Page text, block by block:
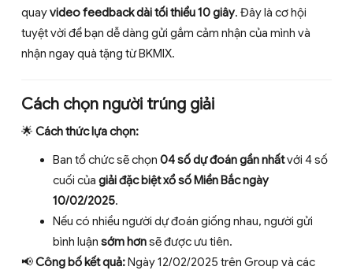
quayvideo feedback dài tối thiểu 10 giây. Đây là cơ hội
tuyệt vời để bạn dễ dàng gửi gắm cảm nhận của mình và
nhận ngay quà tặng từ BKMIX.
Cách chọn người trúng giải
🌟 Cách thức lựa chọn:
Ban tổ chức sẽ chọn 04 số dự đoán gần nhấtvới 4 số
cuối của giải đặc biệt xổ số Miền Bắc ngày
10/02/2025.
Nếu có nhiều người dự đoán giống nhau, người gửi
bình luận sớm hơnsẽ được ưu tiên.
📢Công bố kết quả:Ngày 12/02/2025 trên Group và các